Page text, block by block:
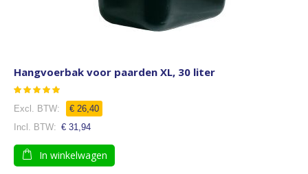
Hangvoerbak voor paarden XL, 30 liter
Waardering:
100
100
€ 26,40
€ 31,94
In winkelwagen